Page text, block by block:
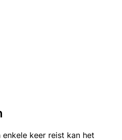
keer reist kan het